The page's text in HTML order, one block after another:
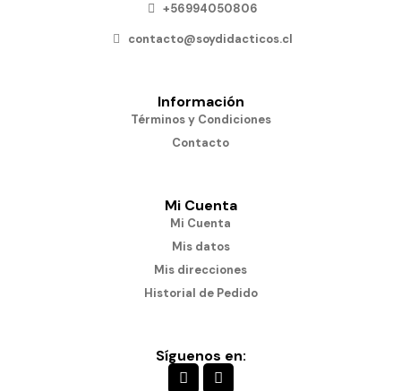
+56994050806
contacto@soydidacticos.cl
Información
Términos y Condiciones
Contacto
Mi Cuenta
Mi Cuenta
Mis datos
Mis direcciones
Historial de Pedido
Síguenos en: